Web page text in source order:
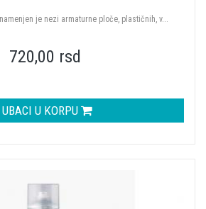
je nezi armaturne ploče, plastičnih, v...
720,00 rsd
UBACI U KORPU